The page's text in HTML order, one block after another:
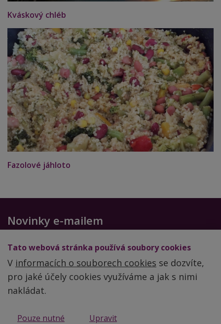
Kváskový chléb
Fazolové jáhloto
Novinky e-mailem
Chcete-li dostávat další zdravé recepty a cenné rady,
Obchodní podmínky
Tato webová stránka používá soubory cookies
V informacích o souborech cookies se dozvíte,
pro jaké účely cookies využíváme a jak s nimi
nakládat.
Pouze nutné Upravit